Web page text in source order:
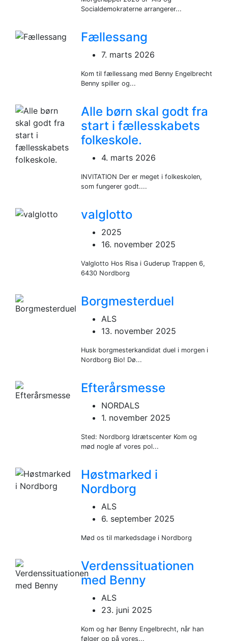
Socialdemokraterne arrangerer...
Fællessang
7. marts 2026
Kom til fællessang med Benny Engelbrecht
Benny spiller og...
Alle børn skal godt fra
start i fællesskabets
folkeskole.
4. marts 2026
INVITATION Der er meget i folkeskolen,
som fungerer godt....
valglotto
2025
16. november 2025
Valglotto Hos Risa i Guderup Trappen 6,
6430 Nordborg
Borgmesterduel
ALS
13. november 2025
Husk borgmesterkandidat duel i morgen i
Nordborg Bio! Dø...
Efterårsmesse
NORDALS
1. november 2025
Sted: Nordborg Idrætscenter Kom og
mød nogle af vores pol...
Høstmarked i
Nordborg
ALS
6. september 2025
Mød os til markedsdage i Nordborg
Verdenssituationen
med Benny
ALS
23. juni 2025
Kom og hør Benny Engelbrecht, når han
følger op på vores...